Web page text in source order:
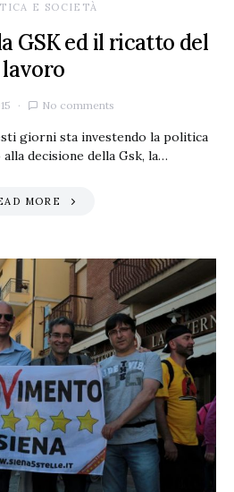
E SOCIETÀ
GSK ed il ricatto del
lavoro
No comments
giorni sta investendo la politica
decisione della Gsk, la…
MORE